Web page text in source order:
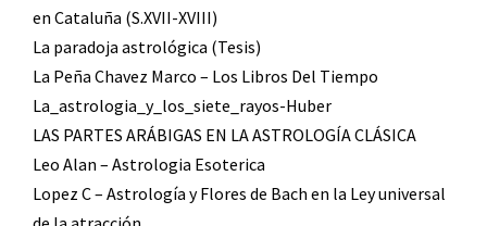
en Cataluña (S.XVII-XVIII)
La paradoja astrológica (Tesis)
La Peña Chavez Marco – Los Libros Del Tiempo
La_astrologia_y_los_siete_rayos-Huber
LAS PARTES ARÁBIGAS EN LA ASTROLOGÍA CLÁSICA
Leo Alan – Astrologia Esoterica
Lopez C – Astrología y Flores de Bach en la Ley universal